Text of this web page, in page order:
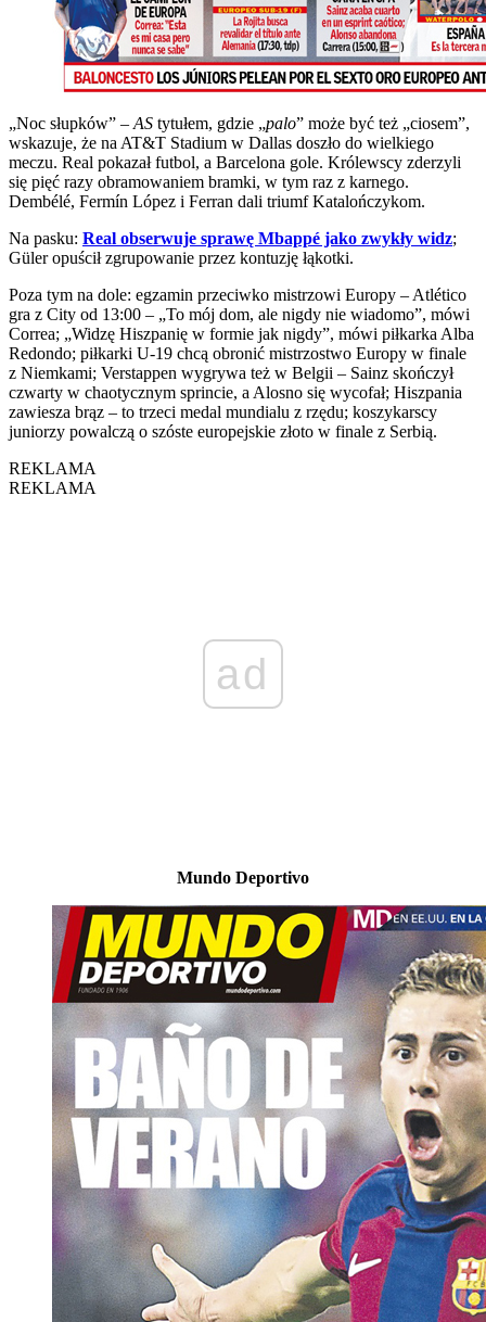
„Noc słupków” – AS tytułem, gdzie „palo” może być też „ciosem”,
wskazuje, że na AT&T Stadium w Dallas doszło do wielkiego
meczu. Real pokazał futbol, a Barcelona gole. Królewscy zderzyli
się pięć razy obramowaniem bramki, w tym raz z karnego.
Dembélé, Fermín López i Ferran dali triumf Katalończykom.
Na pasku: Real obserwuje sprawę Mbappé jako zwykły widz;
Güler opuścił zgrupowanie przez kontuzję łąkotki.
Poza tym na dole: egzamin przeciwko mistrzowi Europy – Atlético
gra z City od 13:00 – „To mój dom, ale nigdy nie wiadomo”, mówi
Correa; „Widzę Hiszpanię w formie jak nigdy”, mówi piłkarka Alba
Redondo; piłkarki U-19 chcą obronić mistrzostwo Europy w finale
z Niemkami; Verstappen wygrywa też w Belgii – Sainz skończył
czwarty w chaotycznym sprincie, a Alosno się wycofał; Hiszpania
zawiesza brąz – to trzeci medal mundialu z rzędu; koszykarscy
juniorzy powalczą o szóste europejskie złoto w finale z Serbią.
REKLAMA
REKLAMA
ad
Mundo Deportivo